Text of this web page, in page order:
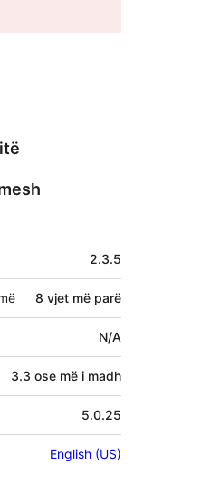
2.3.5
8 vjet më parë
N/A
3.3 ose më i madh
5.0.25
English (US)